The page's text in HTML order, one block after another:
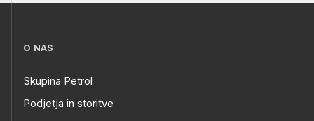
O NAS
Skupina Petrol
Podjetja in storitve